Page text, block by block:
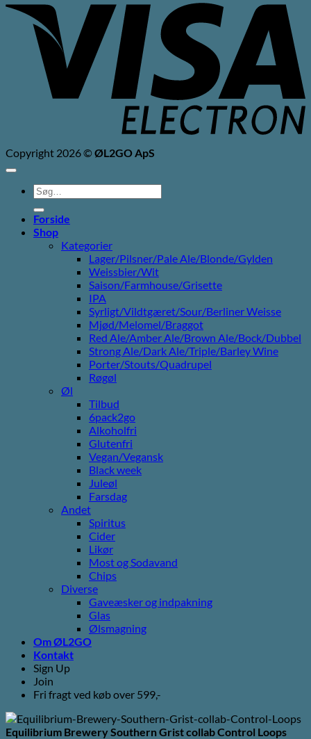
Copyright 2026 ©ØL2GO ApS
Søg
efter:
Forside
Shop
Kategorier
Lager/Pilsner/Pale Ale/Blonde/Gylden
Weissbier/Wit
Saison/Farmhouse/Grisette
IPA
Syrligt/Vildtgæret/Sour/Berliner Weisse
Mjød/Melomel/Braggot
Red Ale/Amber Ale/Brown Ale/Bock/Dubbel
Strong Ale/Dark Ale/Triple/Barley Wine
Porter/Stouts/Quadrupel
Røgøl
Øl
Tilbud
6pack2go
Alkoholfri
Glutenfri
Vegan/Vegansk
Black week
Juleøl
Farsdag
Andet
Spiritus
Cider
Likør
Most og Sodavand
Chips
Diverse
Gaveæsker og indpakning
Glas
Ølsmagning
Om ØL2GO
Kontakt
Sign Up
Join
Fri fragt ved køb over 599,-
Equilibrium Brewery Southern Grist collab Control Loops